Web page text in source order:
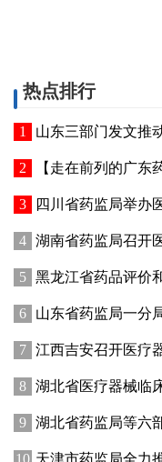
热点排行
山东三部门发文推
【走在前列的广东药
四川省药监局举办医疗
湖南省药监局召开医
黑龙江省药品评价和风险
山东省药监局一分局开
江西吉安召开医疗器械经
湖北省医疗器械临床创新成果转化“
湖北省药监局等六部门联
天津市药监局全力推进